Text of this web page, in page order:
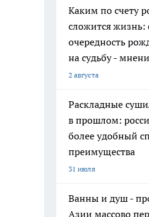
Каким по счету
сложится жизнь:
очередность
на судьбу -
2 августа
Раскладные
в прошлом:
более удобный
преимущества
31 июля
Ванны и душ -
Азии массово